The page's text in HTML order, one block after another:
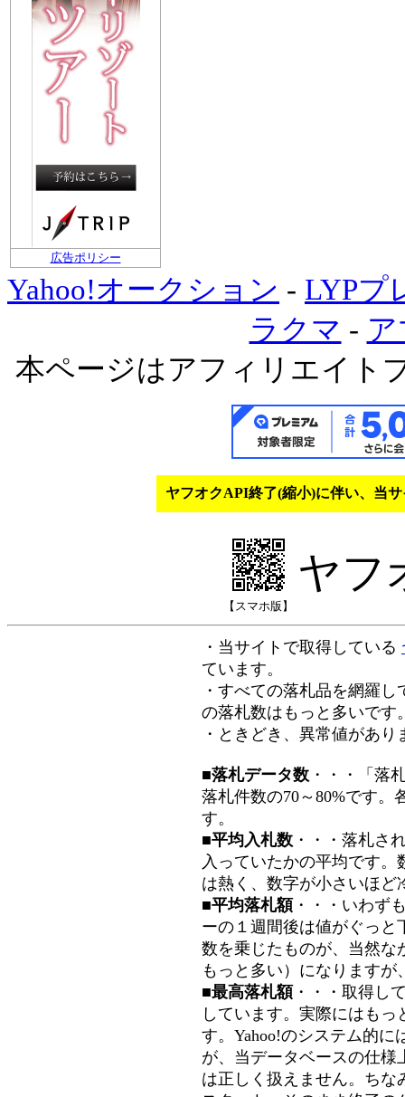
広告ポリシー
Yahoo!オークション - LYPプ
ラクマ -
本ページはアフィリエイト
ヤフオクAPI終了(縮小)に伴い、当
【スマホ版】
ヤフ
・当サイトで取得している
ています。
・すべての落札品を網羅
の落札数はもっと多いです
・ときどき、異常値があ
■落札データ数 ・・・「落
落札件数の70～80%です。
す。
■平均入札数 ・・・落札さ
入っていたかの平均です
は熱く、数字が小さいほど
■平均落札額 ・・・いわず
ーの１週間後は値がぐっと
数を乗じたものが、当然な
もっと多い）になります
■最高落札額 ・・・取得し
しています。実際にはも
す。Yahoo!のシステム的に
が、当データベースの仕様
は正しく扱えません。ちな